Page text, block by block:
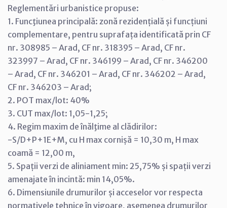
Reglementări urbanistice propuse:
1. Funcţiunea principală: zonă rezidențială și funcțiuni
complementare, pentru suprafața identificată prin CF
nr. 308985 – Arad, CF nr. 318395 – Arad, CF nr.
323997 – Arad, CF nr. 346199 – Arad, CF nr. 346200
– Arad, CF nr. 346201 – Arad, CF nr. 346202 – Arad,
CF nr. 346203 – Arad;
2. POT max/lot: 40%
3. CUT max/lot: 1,05-1,25;
4. Regim maxim de înălţime al clădirilor:
-S/D+P+1E+M, cu H max cornișă = 10,30 m, H max
coamă = 12,00 m,
5. Spații verzi de aliniament min: 25,75% și spații verzi
amenajate în incintă: min 14,05%.
6. Dimensiunile drumurilor și acceselor vor respecta
normativele tehnice în vigoare, asemenea drumurilor